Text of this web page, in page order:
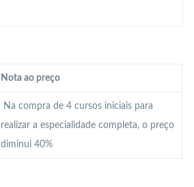
Nota ao preço
Na compra de 4 cursos iniciais para
realizar a especialidade completa, o preço
diminui 40%